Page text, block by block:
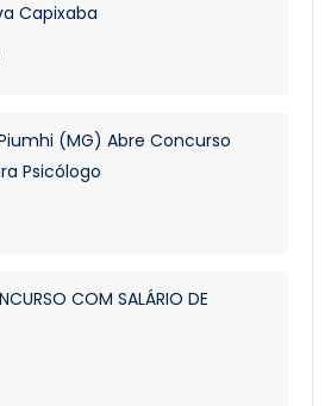
Capixaba
(MG) Abre Concurso
Psicólogo
COM SALÁRIO DE